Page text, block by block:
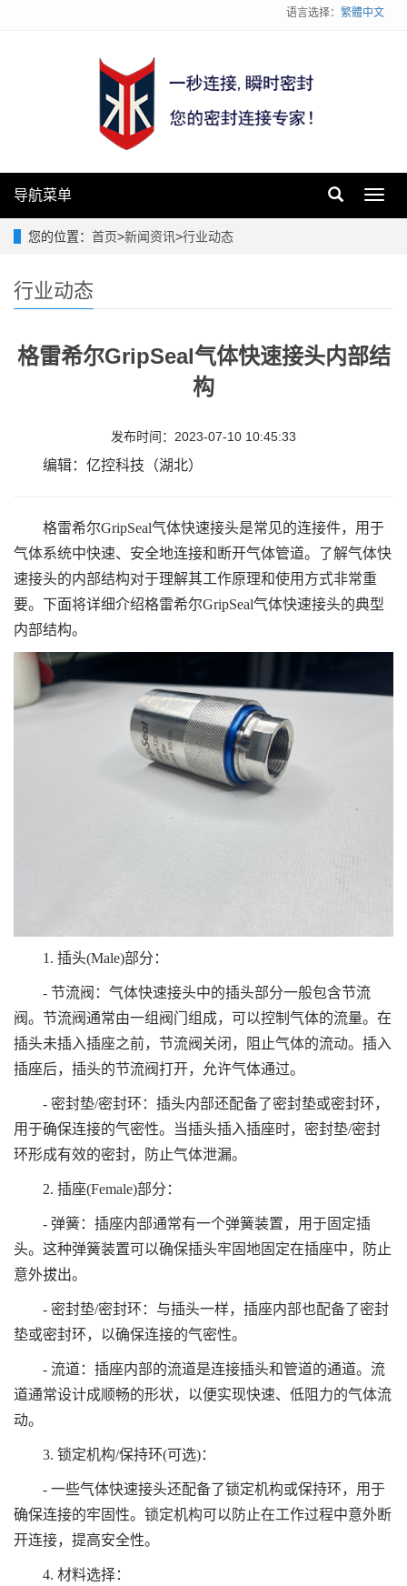
语言选择： 繁體中文
导航菜单
您的位置： 首页>新闻资讯>行业动态
行业动态
格雷希尔GripSeal气体快速接头内部结
构
发布时间：2023-07-10 10:45:33
编辑：亿控科技（湖北）
格雷希尔GripSeal气体快速接头是常见的连接件，用于
气体系统中快速、安全地连接和断开气体管道。了解气体快
速接头的内部结构对于理解其工作原理和使用方式非常重
要。下面将详细介绍格雷希尔GripSeal气体快速接头的典型
内部结构。
1. 插头(Male)部分：
- 节流阀：气体快速接头中的插头部分一般包含节流
阀。节流阀通常由一组阀门组成，可以控制气体的流量。在
插头未插入插座之前，节流阀关闭，阻止气体的流动。插入
插座后，插头的节流阀打开，允许气体通过。
- 密封垫/密封环：插头内部还配备了密封垫或密封环，
用于确保连接的气密性。当插头插入插座时，密封垫/密封
环形成有效的密封，防止气体泄漏。
2. 插座(Female)部分：
- 弹簧：插座内部通常有一个弹簧装置，用于固定插
头。这种弹簧装置可以确保插头牢固地固定在插座中，防止
意外拔出。
- 密封垫/密封环：与插头一样，插座内部也配备了密封
垫或密封环，以确保连接的气密性。
- 流道：插座内部的流道是连接插头和管道的通道。流
道通常设计成顺畅的形状，以便实现快速、低阻力的气体流
动。
3. 锁定机构/保持环(可选)：
- 一些气体快速接头还配备了锁定机构或保持环，用于
确保连接的牢固性。锁定机构可以防止在工作过程中意外断
开连接，提高安全性。
4. 材料选择：